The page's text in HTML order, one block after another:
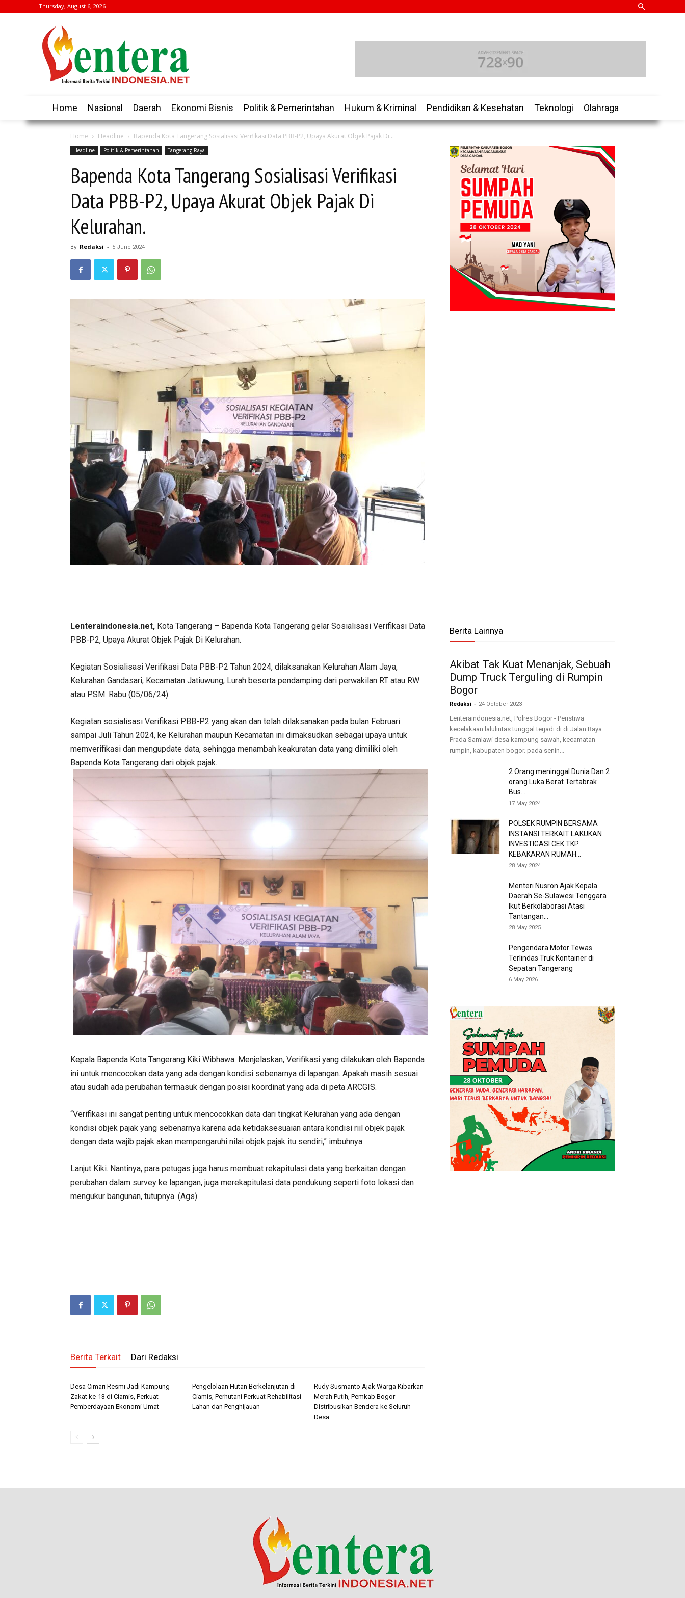
Thursday, August 6, 2026
Home Nasional Daerah Ekonomi Bisnis Politik & Pemerintahan Hukum & Kriminal Pendidikan & Kesehatan Teknologi Olahraga
Home Headline Bapenda Kota Tangerang Sosialisasi Verifikasi Data PBB-P2, Upaya Akurat Objek Pajak Di...
Headline Politik & Pemerintahan Tangerang Raya
Bapenda Kota Tangerang Sosialisasi Verifikasi
Data PBB-P2, Upaya Akurat Objek Pajak Di
Kelurahan.
By Redaksi - 5 June 2024
Lenteraindonesia.net, Kota Tangerang – Bapenda Kota Tangerang gelar Sosialisasi Verifikasi Data
PBB-P2, Upaya Akurat Objek Pajak Di Kelurahan.
Kegiatan Sosialisasi Verifikasi Data PBB-P2 Tahun 2024, dilaksanakan Kelurahan Alam Jaya,
Kelurahan Gandasari, Kecamatan Jatiuwung, Lurah beserta pendamping dari perwakilan RT atau RW
atau PSM. Rabu (05/06/24).
Kegiatan sosialisasi Verifikasi PBB-P2 yang akan dan telah dilaksanakan pada bulan Februari
sampai Juli Tahun 2024, ke Kelurahan maupun Kecamatan ini dimaksudkan sebagai upaya untuk
memverifikasi dan mengupdate data, sehingga menambah keakuratan data yang dimiliki oleh
Bapenda Kota Tangerang dari objek pajak.
Kepala Bapenda Kota Tangerang Kiki Wibhawa. Menjelaskan, Verifikasi yang dilakukan oleh Bapenda
ini untuk mencocokan data yang ada dengan kondisi sebenarnya di lapangan. Apakah masih sesuai
atau sudah ada perubahan termasuk dengan posisi koordinat yang ada di peta ARCGIS.
“Verifikasi ini sangat penting untuk mencocokkan data dari tingkat Kelurahan yang ada dengan
kondisi objek pajak yang sebenarnya karena ada ketidaksesuaian antara kondisi riil objek pajak
dengan data wajib pajak akan mempengaruhi nilai objek pajak itu sendiri,” imbuhnya
Lanjut Kiki. Nantinya, para petugas juga harus membuat rekapitulasi data yang berkaitan dengan
perubahan dalam survey ke lapangan, juga merekapitulasi data pendukung seperti foto lokasi dan
mengukur bangunan, tutupnya. (Ags)
Berita Terkait Dari Redaksi
Desa Cimari Resmi Jadi Kampung
Zakat ke-13 di Ciamis, Perkuat
Pemberdayaan Ekonomi Umat
Pengelolaan Hutan Berkelanjutan di
Ciamis, Perhutani Perkuat Rehabilitasi
Lahan dan Penghijauan
Rudy Susmanto Ajak Warga Kibarkan
Merah Putih, Pemkab Bogor
Distribusikan Bendera ke Seluruh
Desa
Berita Lainnya
Akibat Tak Kuat Menanjak, Sebuah
Dump Truck Terguling di Rumpin
Bogor
Redaksi - 24 October 2023
Lenteraindonesia.net, Polres Bogor - Peristiwa
kecelakaan lalulintas tunggal terjadi di di Jalan Raya
Prada Samlawi desa kampung sawah, kecamatan
rumpin, kabupaten bogor. pada senin...
2 Orang meninggal Dunia Dan 2
orang Luka Berat Tertabrak
Bus...
17 May 2024
POLSEK RUMPIN BERSAMA
INSTANSI TERKAIT LAKUKAN
INVESTIGASI CEK TKP
KEBAKARAN RUMAH...
28 May 2024
Menteri Nusron Ajak Kepala
Daerah Se-Sulawesi Tenggara
Ikut Berkolaborasi Atasi
Tantangan...
28 May 2025
Pengendara Motor Tewas
Terlindas Truk Kontainer di
Sepatan Tangerang
6 May 2026